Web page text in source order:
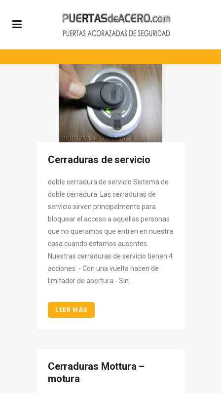
Cerraduras de servicio
doble cerradura de servicio Sistema de
doble cerradura Las cerraduras de
servicio sirven principalmente para
bloquear el acceso a aquellas personas
que no queramos que entren en nuestra
casa cuando estamos ausentes.
Nuestras cerraduras de servicio tienen 4
acciones: - Con una vuelta hacen de
limitador de apertura - Sin...
LEER MÁS
Cerraduras Mottura –
motura